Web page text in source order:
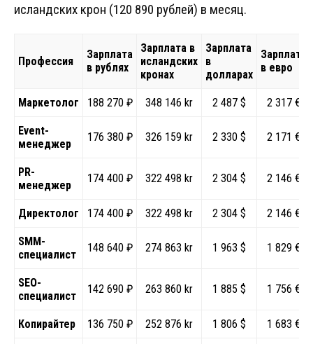
исландских крон (120 890 рублей) в месяц.
Профессия
Зарплата
в рублях
Зарплата в
исландских
кронах
Зарплата
в
долларах
Зарплата
в евро
Маркетолог 188 270 ₽ 348 146 kr 2 487 $ 2 317 €
Event-
менеджер
176 380 ₽ 326 159 kr 2 330 $ 2 171 €
PR-
менеджер
174 400 ₽ 322 498 kr 2 304 $ 2 146 €
Директолог 174 400 ₽ 322 498 kr 2 304 $ 2 146 €
SMM-
специалист
148 640 ₽ 274 863 kr 1 963 $ 1 829 €
SEO-
специалист
142 690 ₽ 263 860 kr 1 885 $ 1 756 €
Копирайтер 136 750 ₽ 252 876 kr 1 806 $ 1 683 €